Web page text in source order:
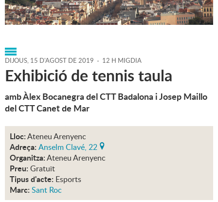
Portada > Agenda > 15-08-
2019 > Marcs > Festes > 2019 > Sant Roc
DIJOUS, 15 D'AGOST DE 2019 - 12 H MIGDIA
Exhibició de tennis taula
amb Àlex Bocanegra del CTT Badalona i Josep Maillo
del CTT Canet de Mar
Lloc:Ateneu Arenyenc
Adreça: Anselm Clavé, 22
Organitza:Ateneu Arenyenc
Preu: Gratuït
Tipus d'acte: Esports
Marc: Sant Roc